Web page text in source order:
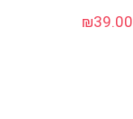
₪39.00